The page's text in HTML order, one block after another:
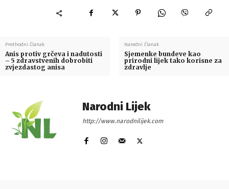
Prethodni članak
Anis protiv grčeva i nadutosti
– 5 zdravstvenih dobrobiti
zvjezdastog anisa
Naredni članak
Sjemenke bundeve kao
prirodni lijek tako korisne za
zdravlje
Narodni Lijek
http://www.narodnilijek.com